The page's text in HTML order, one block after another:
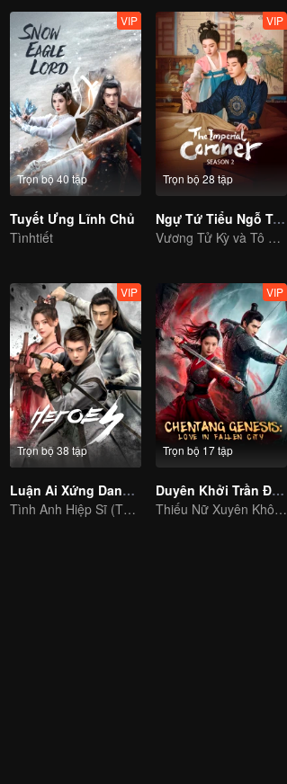
Trọn bộ 40 tập
VIP
Tuyết Ưng Lĩnh Chủ
Tìnhtiết
Trọn bộ 28 tập
VIP
Ngự Tứ Tiểu Ngỗ Tác 2
Vương Tử Kỳ và Tô Hiểu Đồng vừa yêu đương vừa phá án
Trọn bộ 38 tập
VIP
Luận Ai Xứng Danh Anh Hùng
Tình Anh Hiệp Sĩ (Thiếu Niên Hiệp Sĩ Tình) - Tăng Thuấn Hy, Dương Siêu Việt
Trọn bộ 17 tập
VIP
Duyên Khởi Trần Đường: Khuynh Thành
Thiếu Nữ Xuyên Không Gả Thiên Vương, Nhất Chiến Khuynh Thành